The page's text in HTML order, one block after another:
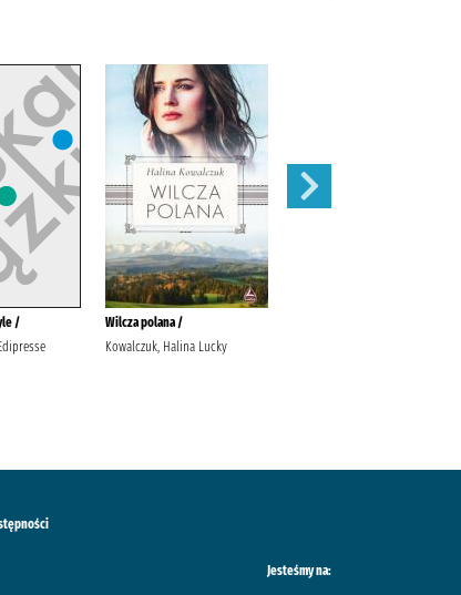
/
Wilcza polana /
Kowalczuk, Halina Lucky
Jesteśmy na: